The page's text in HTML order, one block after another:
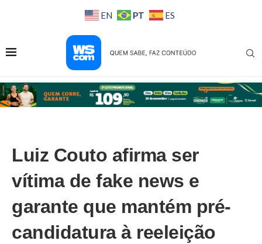
EN PT ES
Luiz Couto afirma ser
vítima de fake news e
garante que mantém pré-
candidatura à reeleição